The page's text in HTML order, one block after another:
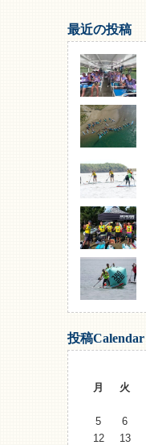
最近の投稿
投稿Calendar
月
火
5
6
12
13